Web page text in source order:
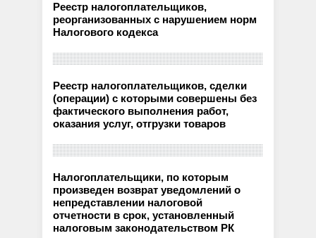
Реестр налогоплательщиков,
реорганизованных с нарушением норм
Налогового кодекса
Реестр налогоплательщиков, сделки
(операции) с которыми совершены без
фактического выполнения работ,
оказания услуг, отгрузки товаров
Налогоплательщики, по которым
произведен возврат уведомлений о
непредставлении налоговой
отчетности в срок, установленный
налоговым законодательством РК